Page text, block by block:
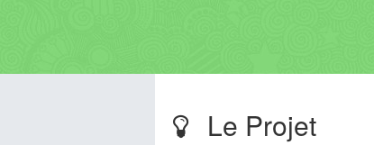
Le Projet